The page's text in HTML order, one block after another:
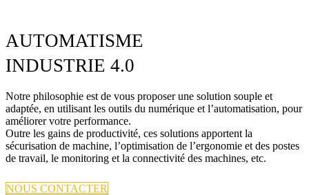
AUTOMATISME
INDUSTRIE 4.0
Notre philosophie est de vous proposer une solution souple et
adaptée, en utilisant les outils du numérique et l’automatisation, pour
améliorer votre performance.
Outre les gains de productivité, ces solutions apportent la
sécurisation de machine, l’optimisation de l’ergonomie et des postes
de travail, le monitoring et la connectivité des machines, etc.
NOUS CONTACTER